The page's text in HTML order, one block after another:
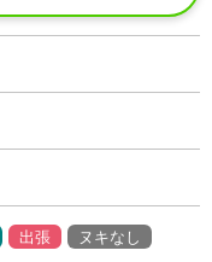
出張 ヌキなし